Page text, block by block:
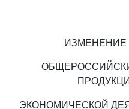
ИЗМЕНЕНИЕ
ЭКОНОМИЧЕСКОЙ